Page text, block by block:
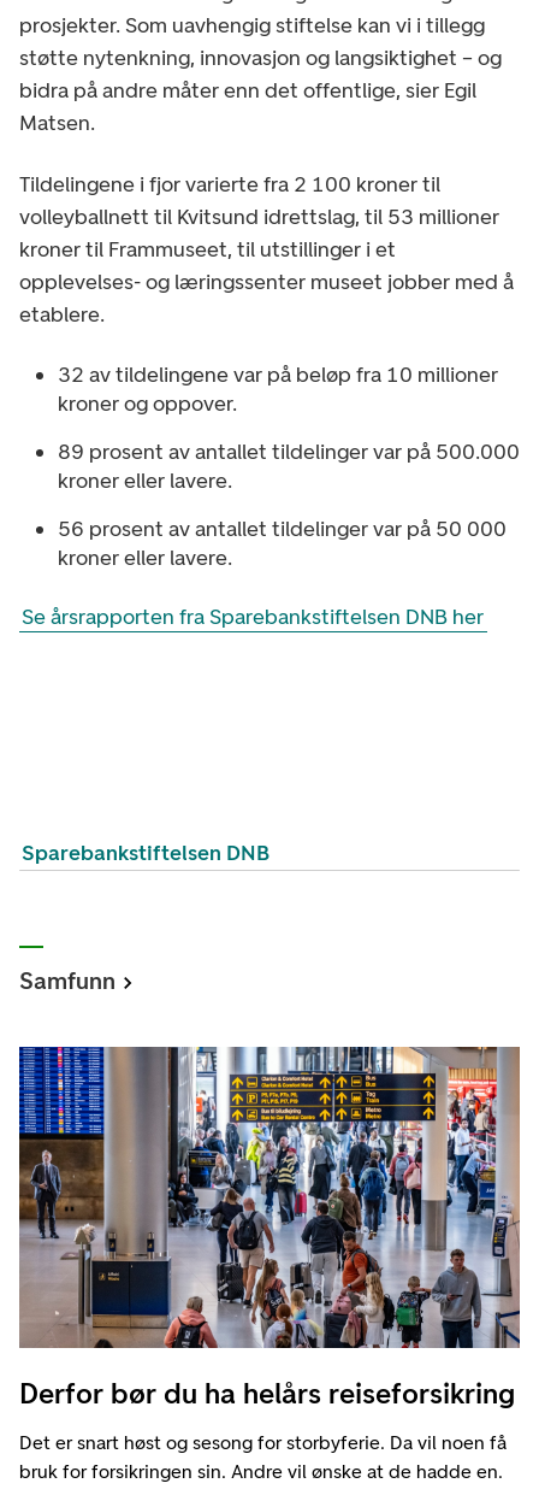
prosjekter. Som uavhengig stiftelse kan vi i tillegg
støtte nytenkning, innovasjon og langsiktighet – og
bidra på andre måter enn det offentlige, sier Egil
Matsen.
Tildelingene i fjor varierte fra 2 100 kroner til
volleyballnett til Kvitsund idrettslag, til 53 millioner
kroner til Frammuseet, til utstillinger i et
opplevelses- og læringssenter museet jobber med å
etablere.
32 av tildelingene var på beløp fra 10 millioner
kroner og oppover.
89 prosent av antallet tildelinger var på 500.000
kroner eller lavere.
56 prosent av antallet tildelinger var på 50 000
kroner eller lavere.
Se årsrapporten fra Sparebankstiftelsen DNB her
Sparebankstiftelsen DNB
Samfunn
Derfor bør du ha helårs reiseforsikring
Det er snart høst og sesong for storbyferie. Da vil noen få
bruk for forsikringen sin. Andre vil ønske at de hadde en.